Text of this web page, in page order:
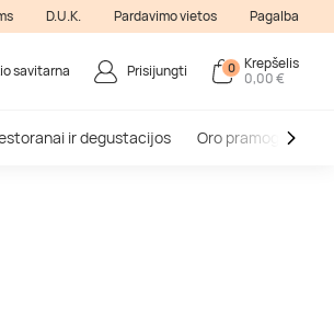
D.U.K. Pardavimo vietos Pagalba
savitarna Prisijungti 0 Krepšelis
0,00 €
ir degustacijos Oro pramogos